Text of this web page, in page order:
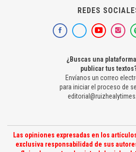
REDES
¿Buscas una
publicar tus
Envíanos un correo
para iniciar el proceso de
Las opiniones expresadas en los
exclusiva responsabilidad de sus